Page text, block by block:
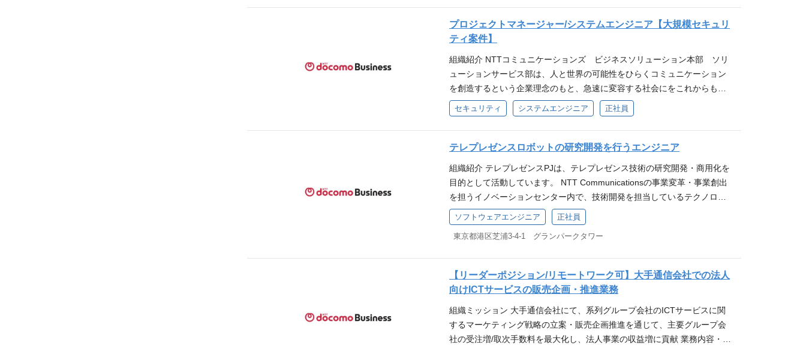
キルや経験 ・Pythonなどを含む社内研究チームと連携した最新のデータ分
析技術の習得 ・データ分析エンジニアとして、実際のお客様のデータを用
いた分析経験 ・データサイエンティストとして、データ分析によりお客様
を課題解決に導く経験 【Must】 ・今後のキャリアプランとしてデータ分
析分野に進みたいという意欲 ・プログラミング言語を用いてデータ分析
（機械学習モデル開発）を行った実務またはコンペなどでの実戦経験 【Be
学習による課題解決）を実施した経験（１〜２年） ・データ分析ツールを
ールにはPythonを用いて自由に前処理を行う機能が存在し、それによりお
客様へ柔軟な分析をサポートすることが必要です。 ・回帰（線形/非線
形）、教師なし、要因可視化、因果分析を事業に組み込むための機械学習
に関する知識、及び解析手順 ・データマネジメントに関する知識（ストレ
ージ、DB、データ収集、データ統合、Webアプリケーションなど） 役職
担当社員 応募資格 当該職務、及び、それに準ずる職務の実務経験を有する
方
格 当該職務、及び、それに準ずる職務の実務経験を有する方
のネットワークコントローラ（ソフトウェア）をKubernetes等のクラウド
技術を使って内製開発する。 求める経験・能力・資格 必要となる技術は多
岐に渡りますが、個人で全てを満たす必要はありません。 ひとつのテクノ
ることも重要な要素となります。 必要スキル IPネットワークの知識、設
計・構築・保守経験 伝送ネットワークの知識、設計・構築・保守経験 Linu
xサーバを用いたシステムの開発運用 プログラミング経験(プログラミング
言語は問わず) Kubernetes等のコンテナ管理技術 仮想インフラの知識、設
トを読解できる英語力 新しい技術領域へのチャレンジを好む方 歓迎スキル
gNMI,OpenROADM, Openconfigなど多様なネットワークプロトコル、管
理モデルの知識 Golang, Pythonなどの言語を利用したソフトウェアの開発
経験 CI/CDを活用したコード管理、デプロイ・試験自動化などの経験・知
識 役職 担当社員 応募資格 当該職務、及び、それに準ずる職務の実務経験
を有する方 環境 リモートワークを中心に、有効なタスクについてはオンサ
イトを組み合わせるハイブリッドワーク フレックスタイム制（コアタイム
として、案件創出～受注、その後のリテンション強化に至る幅広い営業プ
ロセスを担当します。 ②中央省庁における提案機会の創出と提案マネージ
メント業務を行います。トレンドソリューションやDX等を通じたコンサル
ティング提案及び提案マネージメント業務、新規ソリューションの目利き
やビジネス機会創出・技術検証・政策提言を自ら行い、社会課題解決に向
けたアプローチの実施、デジタルガバメントの推進を担当します。 求める
成果（指標は面談時に案内） ・中長期収益基盤の確立に向けた新規提案及
び案件形成（予算化件数・受注額を指標とする） ・中長期収益基盤の確立
に向けた既存システムの維持拡大（受注件数・受注額を指標とする） ・営
業スキル及びノウハウ展開により、グループ・チーム力の底上げ(ナレッジ
ドキュメントの策定等を指標とする) 求める経験・能力・資格 【必須（MU
ST）】 ・法人経験（3年以上）を有していること。 ・基本的なIT知識、多
数のステークホルダーを纏める調整力を有していること。 ・自ら目標を定
していること。 【歓迎（WANT）】 ・中央省庁や自治体の営業もしくは提
案経験があると望ましい。 ・最新技術やトレンドを取り入れた提案経験が
び、それに準ずる職務の実務経験を有する方
プロジェクトマネージャー/システムエンジニア【大規模セキュリ
ティ案件】
組織紹介 NTTコミュニケーションズ ビジネスソリューション本部 ソリ
ューションサービス部は、人と世界の可能性をひらくコミュニケーション
を創造するという企業理念のもと、急速に変容する社会にをこれからも支
えていくという想いを込めて「Re-connect X」という事業ビジョンを掲げ
ています。これまで通信によってつなげてきたあらゆるものの価値をあら
ためて見つめなおし、お客さまやパートナーとの共創によって安心安全か
つ柔軟に「Re-connect（つなぎなおす）」することで、サステナブルな未
ーション実現に貢献する「DX Enabler®」として、ICTの活用によるお客さ
まの経営課題の解決やスマートな社会の実現に取り組みます。 募集ポスト
と募集背景 「プロジェクトマネージャー/システムエンジニア【大規模セキ
ュリティ案件】」 私どもの部署では、公共系（主に官公庁及び関連団体
等）、法人系のお客さまを中心に自社および当グループが保有する技術、
おります。 当社の持つICT技術（ネットワーク、クラウド、セキュリティ
等）と、5G/無線、自動運転、AI、IoT/OT等の技術を保有するグループ社
およびパートナ企業と連携をして、新たな事業領域の拡大への取組を始め
ており、その活動の中でセキュリティは重要な要素となっています。 そこ
で、人員の確保が急務となっており、この度「プロジェクトマネジメント/
システムエンジニア 」のポストを募集することになりました。 業務内容
セキュリティ システムエンジニア 正社員
テレプレゼンスロボットの研究開発を行うエンジニア
組織紹介 テレプレゼンスPJは、テレプレゼンス技術の研究開発・商用化を
目的として活動しています。 NTT Communicationsの事業変革・事業創出
を担うイノベーションセンター内で、技術開発を担当しているテクノロジ
ー部門内の組織として位置づけられています。 テクノロジー部門について
は、下記紹介資料もご覧ください。 https://speakerdeck.com/nttcom/ntt-co
mmunications-innovation-center-technology-deck 募集ポスト テレプレゼ
の研究開発 ・テレプレゼンス技術の商用プロダクトへの落とし込み 求める
経験・能力・資格 担当する業務内容に応じて、以下のいずれかに該当する
こと ・ソフトウェアの開発能力(C++, Rust, Python) ・ロボットハードウェ
アの開発能力 ・ロボットの操作・VR分野での通信技術開発能力 ・ロボッ
トの研究開発の従事経験 ・VR分野での研究開発の従事経験 役職 担当社員
応募資格 当該職務、及び、それに準ずる職務の実務経験を有する方
ソフトウェアエンジニア 正社員
東京都港区芝浦3-4-1 グランパークタワー
【リーダーポジション/リモートワーク可】大手通信会社での法人
向けICTサービスの販売企画・推進業務
組織ミッション 大手通信会社にて、系列グループ会社のICTサービスに関
するマーケティング戦略の立案・販売企画推進を通じて、主要グループ会
社の受注増/取次手数料を最大化し、法人事業の収益増に貢献 業務内容・業